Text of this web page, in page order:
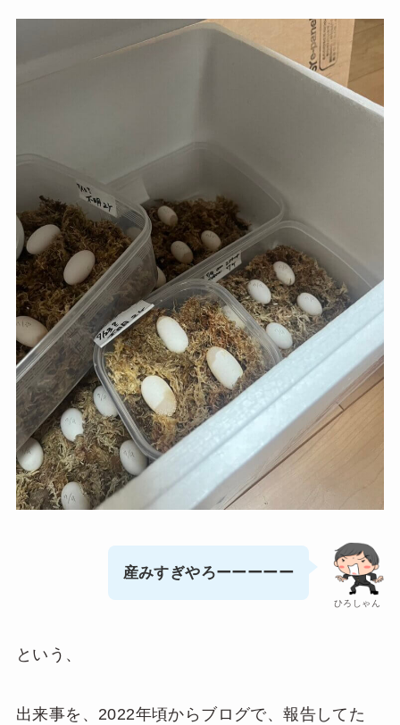
ひろしゃん
産みすぎやろーーーーー
という、
出来事を、2022年頃からブログで、報告してた